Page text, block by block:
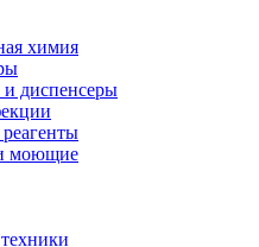
химия
и диспенсеры
моющие